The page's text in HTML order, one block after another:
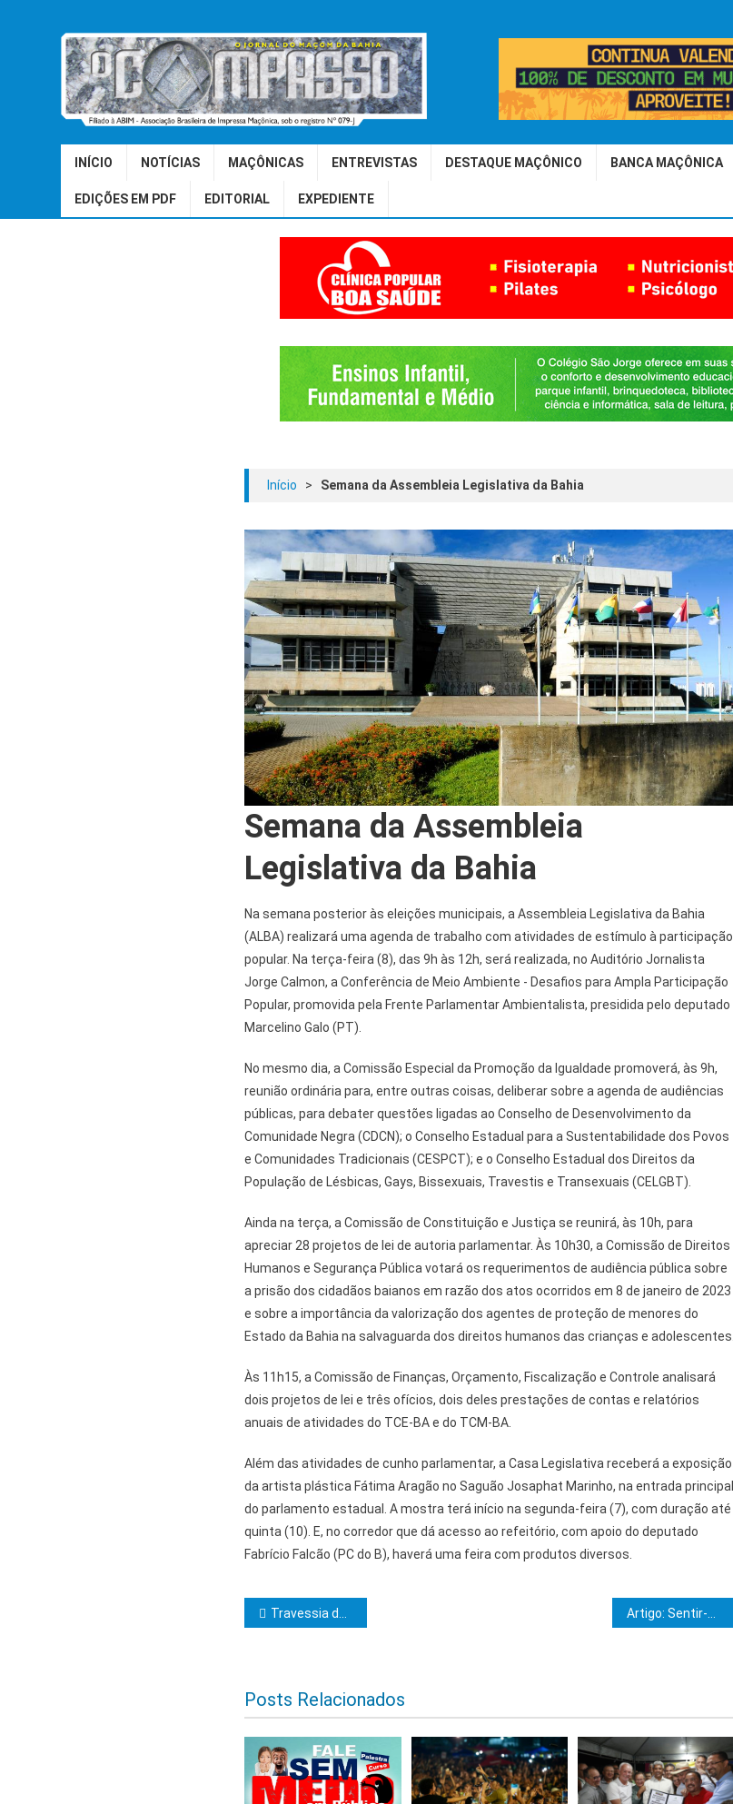
INÍCIO NOTÍCIAS MAÇÔNICAS ENTREVISTAS DESTAQUE MAÇÔNICO BANCA MAÇÔNICA
EDIÇÕES EM PDF EDITORIAL EXPEDIENTE
Início > Semana da Assembleia Legislativa da Bahia
Semana da Assembleia
Legislativa da Bahia
Na semana posterior às eleições municipais, a Assembleia Legislativa da Bahia
(ALBA) realizará uma agenda de trabalho com atividades de estímulo à participação
popular. Na terça-feira (8), das 9h às 12h, será realizada, no Auditório Jornalista
Jorge Calmon, a Conferência de Meio Ambiente - Desafios para Ampla Participação
Popular, promovida pela Frente Parlamentar Ambientalista, presidida pelo deputado
Marcelino Galo (PT).
No mesmo dia, a Comissão Especial da Promoção da Igualdade promoverá, às 9h,
reunião ordinária para, entre outras coisas, deliberar sobre a agenda de audiências
públicas, para debater questões ligadas ao Conselho de Desenvolvimento da
Comunidade Negra (CDCN); o Conselho Estadual para a Sustentabilidade dos Povos
e Comunidades Tradicionais (CESPCT); e o Conselho Estadual dos Direitos da
População de Lésbicas, Gays, Bissexuais, Travestis e Transexuais (CELGBT).
Ainda na terça, a Comissão de Constituição e Justiça se reunirá, às 10h, para
apreciar 28 projetos de lei de autoria parlamentar. Às 10h30, a Comissão de Direitos
Humanos e Segurança Pública votará os requerimentos de audiência pública sobre
a prisão dos cidadãos baianos em razão dos atos ocorridos em 8 de janeiro de 2023
e sobre a importância da valorização dos agentes de proteção de menores do
Estado da Bahia na salvaguarda dos direitos humanos das crianças e adolescentes.
Às 11h15, a Comissão de Finanças, Orçamento, Fiscalização e Controle analisará
dois projetos de lei e três ofícios, dois deles prestações de contas e relatórios
anuais de atividades do TCE-BA e do TCM-BA.
Além das atividades de cunho parlamentar, a Casa Legislativa receberá a exposição
da artista plástica Fátima Aragão no Saguão Josaphat Marinho, na entrada principal
do parlamento estadual. A mostra terá início na segunda-feira (7), com duração até
quinta (10). E, no corredor que dá acesso ao refeitório, com apoio do deputado
Fabrício Falcão (PC do B), haverá uma feira com produtos diversos.
Navegação de Post
Travessia de catamarã vai impulsionar turismo na Ilha de Itaparica
Posts Relacionados